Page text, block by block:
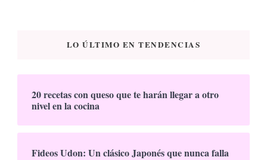
LO ÚLTIMO EN TENDENCIAS
20 recetas con queso que te harán llegar a otro
nivel en la cocina
Fideos Udon: Un clásico Japonés que nunca falla